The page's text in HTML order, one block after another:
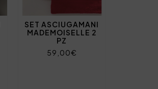
SET ASCIUGAMANI
MADEMOISELLE 2
PZ
59,00€